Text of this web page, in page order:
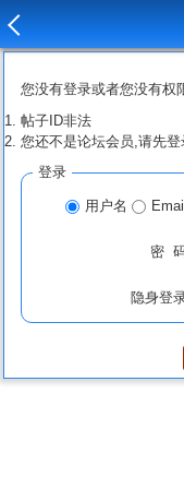
您没有登录或者您没有权
帖子ID非法
您还不是论坛会员,请先登
登录
用户名 Email
密
隐身登